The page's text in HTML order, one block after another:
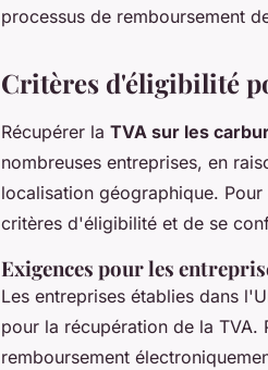
processus de remboursement
Critères d'éligibilité
Récupérer la TVA sur les
nombreuses entreprises, en
localisation géographique.
critères d'éligibilité et de se
Exigences pour les
Les entreprises établies dans
pour la récupération de la TVA.
remboursement